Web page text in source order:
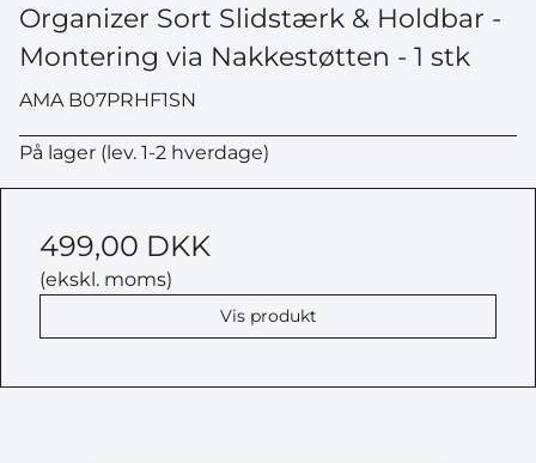
Organizer Sort Slidstærk & Holdbar -
Montering via Nakkestøtten - 1 stk
AMA B07PRHF1SN
På lager (lev. 1-2 hverdage)
499,00 DKK
(ekskl. moms)
Vis produkt